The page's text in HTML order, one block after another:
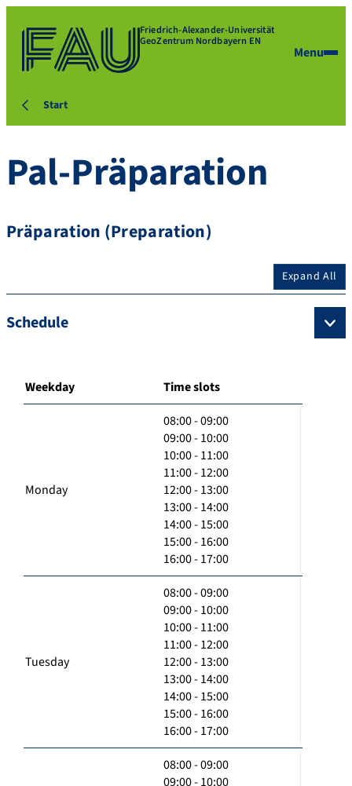
Friedrich-Alexander-Universität
GeoZentrum Nordbayern EN
Menu
Start
Pal-Präparation
Präparation (Preparation)
Expand All
Schedule
Weekday Time slots
Monday
08:00 - 09:00
09:00 - 10:00
10:00 - 11:00
11:00 - 12:00
12:00 - 13:00
13:00 - 14:00
14:00 - 15:00
15:00 - 16:00
16:00 - 17:00
Tuesday
08:00 - 09:00
09:00 - 10:00
10:00 - 11:00
11:00 - 12:00
12:00 - 13:00
13:00 - 14:00
14:00 - 15:00
15:00 - 16:00
16:00 - 17:00
08:00 - 09:00
09:00 - 10:00